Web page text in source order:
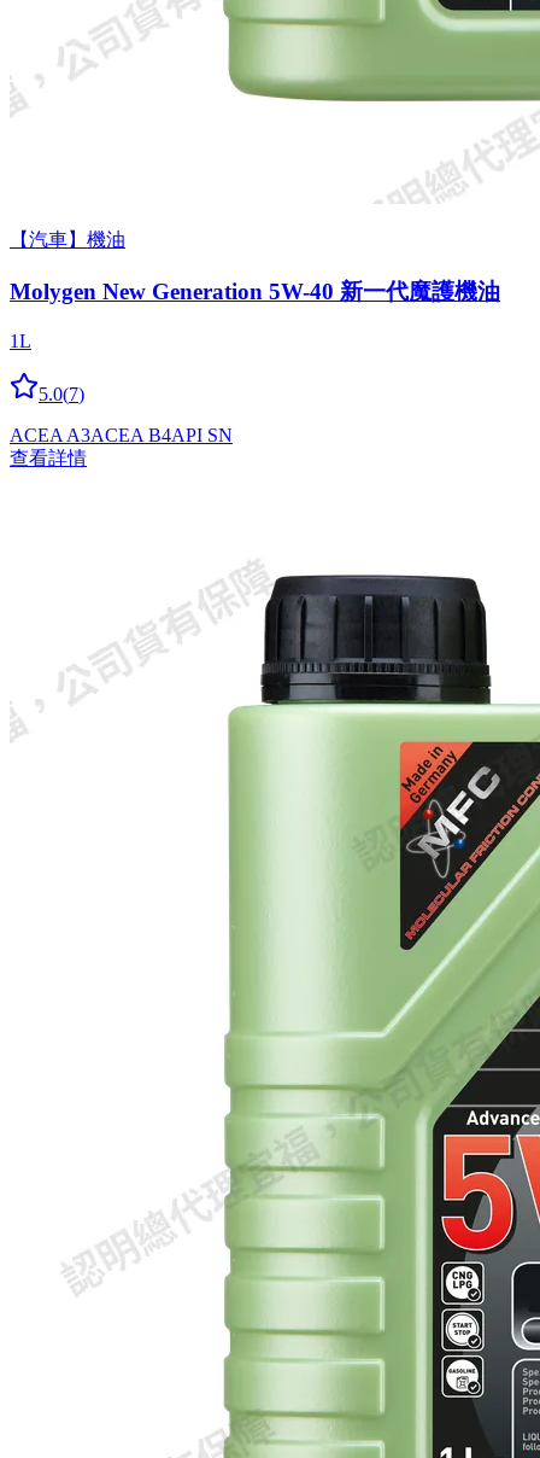
【汽車】機油
Molygen New Gener­a­tion 5W-40 新一代魔護機油
1L
5.0(7)
ACEA A3ACEA B4API SN
查看詳情